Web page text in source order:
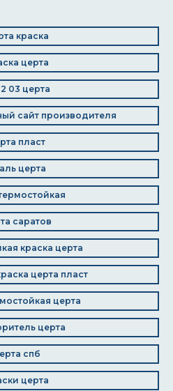
краска
церта
03 церта
сайт производителя
пласт
церта
саратов
краска церта
церта пласт
церта
церта
спб
церта